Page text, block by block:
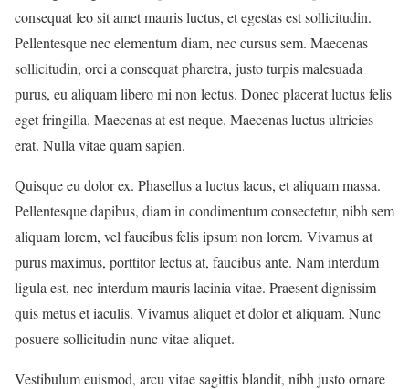
consequat leo sit amet mauris luctus, et egestas est sollicitudin.
Pellentesque nec elementum diam, nec cursus sem. Maecenas
sollicitudin, orci a consequat pharetra, justo turpis malesuada
purus, eu aliquam libero mi non lectus. Donec placerat luctus felis
eget fringilla. Maecenas at est neque. Maecenas luctus ultricies
erat. Nulla vitae quam sapien.
Quisque eu dolor ex. Phasellus a luctus lacus, et aliquam massa.
Pellentesque dapibus, diam in condimentum consectetur, nibh sem
aliquam lorem, vel faucibus felis ipsum non lorem. Vivamus at
purus maximus, porttitor lectus at, faucibus ante. Nam interdum
ligula est, nec interdum mauris lacinia vitae. Praesent dignissim
quis metus et iaculis. Vivamus aliquet et dolor et aliquam. Nunc
posuere sollicitudin nunc vitae aliquet.
Vestibulum euismod, arcu vitae sagittis blandit, nibh justo ornare